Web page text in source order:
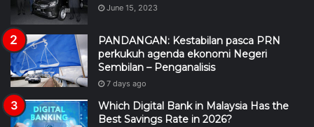
June 15, 2023
PANDANGAN: Kestabilan pasca PRN
perkukuh agenda ekonomi Negeri
Sembilan – Penganalisis
7 days ago
Which Digital Bank in Malaysia Has the
Best Savings Rate in 2026?